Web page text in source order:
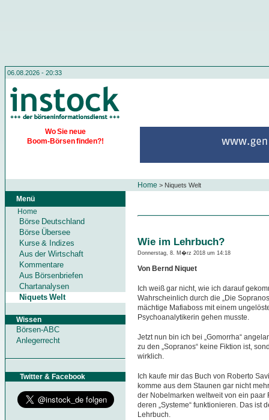
06.08.2026 - 20:33
Wo Sie neue
Boom-Börsen finden?!
Home > Niquets Welt
Menü
Home
Börse Deutschland
Börse Übersee
Kurse & Indizes
Aus der Wirtschaft
Kommentare
Aus Börsenbriefen
Chartanalysen
Niquets Welt
Wissen
Börsen-ABC
Anlegerrecht
Twitter & Facebook
Wie im Lehrbuch?
Donnerstag, 8. M�rz 2018 um 14:18
Von Bernd Niquet
Ich weiß gar nicht, wie ich darauf
Wahrscheinlich durch die „Die
mächtige Mafiaboss mit einem
Psychoanalytikerin gehen musste.
Jetzt nun bin ich bei „Gomorrha“
zu den „Sopranos“ keine Fiktion ist,
wirklich.
Ich kaufe mir das Buch von Roberto
komme aus dem Staunen gar nicht
der Nobelmarken weltweit von ein
deren „Systeme“ funktionieren. Das ist
Lehrbuch.